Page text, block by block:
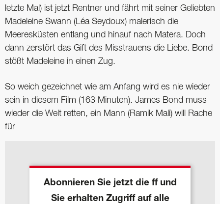
letzte Mal) ist jetzt Rentner und fährt mit seiner Geliebten
Madeleine Swann (Léa Seydoux) malerisch die
Meeresküsten entlang und hinauf nach Matera. Doch
dann zerstört das Gift des Misstrauens die Liebe. Bond
stößt Madeleine in einen Zug.
So weich gezeichnet wie am Anfang wird es nie wieder
sein in diesem Film (163 Minuten). James Bond muss
wieder die Welt retten, ein Mann (Ramik Mali) will Rache
für
Abonnieren Sie jetzt die ff und
Sie erhalten Zugriff auf alle